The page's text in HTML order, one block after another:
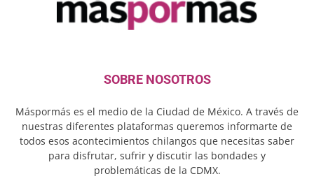
SOBRE NOSOTROS
Máspormás es el medio de la Ciudad de México. A través de
nuestras diferentes plataformas queremos informarte de
todos esos acontecimientos chilangos que necesitas saber
para disfrutar, sufrir y discutir las bondades y
problemáticas de la CDMX.